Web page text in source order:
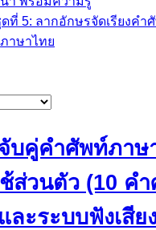
ดที่ 5: ลากอักษรจัดเรียงค
าษาไทย
บคู่คำศัพท์ภาษ
ส่วนตัว (10 ค
ละระบบฟังเสีย